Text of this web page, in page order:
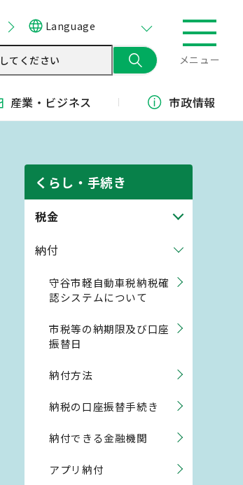
Language
メニュー
産業・ ビジネス 市政情報
くらし・手続き
税金
納付
守谷市軽自動車税納税確
認システムについて
市税等の納期限及び口座
振替日
納付方法
納税の口座振替手続き
納付できる金融機関
アプリ納付